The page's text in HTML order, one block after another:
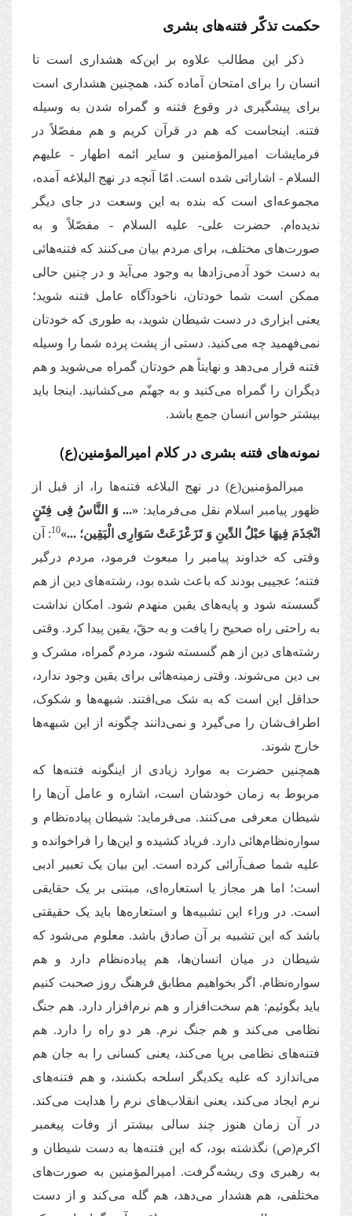
حکمت تذکّر فتنه‌های بشری
ذکر این مطالب علاوه بر این‌که هشداری است تا
انسان را برای امتحان آماده کند، همچنین هشداری است
برای پیشگیری در وقوع فتنه و گمراه شدن به وسیله
فتنه. اینجاست که هم در قرآن کریم و هم مفصّلاً در
فرمایشات امیرالمؤمنین و سایر ائمه اطهار - علیهم
السلام - اشاراتی شده است. امّا آنچه در نهج البلاغه آمده،
مجموعه‌ای است که بنده به این وسعت در جای دیگر
ندیده‌ام. حضرت علی- علیه السلام - مفصّلاً و به
صورت‌های مختلف، برای مردم بیان می‌کنند که فتنه‌هائی
به دست خود آدمی‌زاد‌ها به وجود می‌آید و در چنین حالی
ممکن است شما خودتان، ناخودآگاه عامل فتنه شوید؛
یعنی ابزاری در دست شیطان شوید، به طوری که خودتان
نمی‌فهمید چه می‌کنید. دستی از پشت پرده شما را وسیله
فتنه قرار می‌دهد و نهایتاً هم خودتان گمراه می‌شوید و هم
دیگران را گمراه می‌کنید و به جهنّم می‌کشانید. اینجا باید
بیشتر حواس انسان جمع باشد.
نمونه‌های فتنه بشری در کلام امیرالمؤمنین(ع)
میرالمؤمنین(ع) در نهج البلاغه فتنه‌ها را، از قبل از
ظهور پیامبر اسلام نقل می‌فرماید: «... وَ النَّاسُ فِی فِتَنٍ
انْجَذَمَ فِیهَا حَبْلُ الدِّینِ وَ تَزَعْزَعَتْ سَوَارِی الْیَقِین‏؛ ...»10: آن
وقتی که خداوند پیامبر را مبعوث فرمود، مردم درگیر
فتنه‌؛ عجیبی بودند که باعث شده بود، رشته‌های دین از هم
گسسته شود و پایه‌های یقین منهدم شود. امکان نداشت
به راحتی راه صحیح را یافت و به حقّ، یقین پیدا کرد. وقتی
رشته‌های دین از هم گسسته شود، مردم گمراه، مشرک و
بی دین می‌شوند. وقتی زمینه‌هائی برای یقین وجود ندارد،
حداقل این است که به شک می‌افتند. شبهه‌ها و شکوک،
اطراف‌شان را می‌گیرد و نمی‌دانند چگونه از این شبهه‌ها
خارج شوند.
همچنین حضرت به موارد زیادی از اینگونه فتنه‌ها که
مربوط به زمان خودشان است، اشاره و عامل آن‌ها را
شیطان معرفی می‌کنند. می‌فرماید: شیطان پیاده‌نظام و
سواره‌نظام‌هائی دارد. فریاد کشیده و این‌ها را فراخوانده و
علیه شما صف‌آرائی کرده است. این بیان یک تعبیر ادبی
است؛ اما هر مجاز یا استعاره‌ای، مبتنی بر یک حقایقی
است. در وراء این تشبیه‌ها و استعاره‌ها باید یک حقیقتی
باشد که این تشبیه بر آن صادق باشد. معلوم می‌شود که
شیطان در میان انسان‌ها، هم پیاده‌نظام دارد و هم
سواره‌نظام. اگر بخواهیم مطابق فرهنگ روز صحبت کنیم
باید بگوئیم: هم سخت‌افزار و هم نرم‌افزار دارد. هم جنگ
نظامی می‌کند و هم جنگ نرم. هر دو راه را دارد. هم
فتنه‌های نظامی برپا می‌کند، یعنی کسانی را به جان هم
می‌اندازد که علیه یکدیگر اسلحه بکشند، و هم فتنه‌های
نرم ایجاد می‌کند، یعنی انقلاب‌های نرم را هدایت می‌کند.
در آن زمان هنوز چند سالی بیشتر از وفات پیغمبر
اکرم(ص) نگذشته بود، که این فتنه‌ها به دست شیطان و
به رهبری وی ریشه‌گرفت. امیرالمؤمنین به صورت‌های
مختلفی، هم هشدار می‌دهد، هم گله می‌کند و از دست